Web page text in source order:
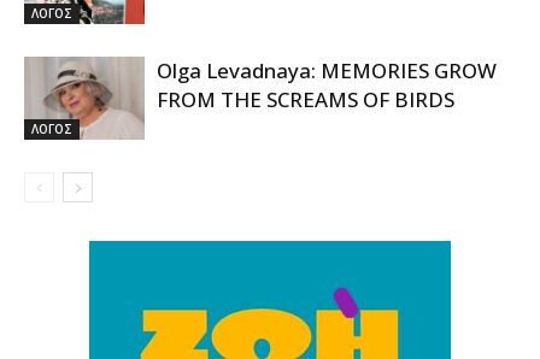
ΛΟΓΟΣ
ΛΟΓΟΣ
Olga Levadnaya: MEMORIES GROW
FROM THE SCREAMS OF BIRDS